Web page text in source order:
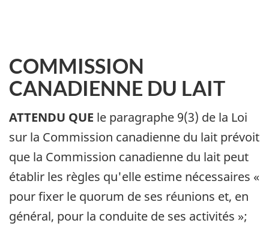
COMMISSION
CANADIENNE DU LAIT
ATTENDU QUE le paragraphe 9(3) de la Loi
sur la Commission canadienne du lait prévoit
que la Commission canadienne du lait peut
établir les règles qu'elle estime nécessaires «
pour fixer le quorum de ses réunions et, en
général, pour la conduite de ses activités »;